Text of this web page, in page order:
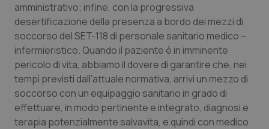
Puglia
Sardegna
Sicilia
Toscana
Malattie rare
Malattia di Crohn & Rettocolite Ulcerosa
Neuroscienze & patologie neurodegenerative
Obesità
amministrativo; infine, con la progressiva
desertificazione della presenza a bordo dei mezzi di
soccorso del SET-118 di personale sanitario medico –
infermieristico. Quando il paziente è in imminente
pericolo di vita, abbiamo il dovere di garantire che, nei
tempi previsti dall’attuale normativa, arrivi un mezzo di
soccorso con un equipaggio sanitario in grado di
effettuare, in modo pertinente e integrato, diagnosi e
terapia potenzialmente salvavita, e quindi con medico